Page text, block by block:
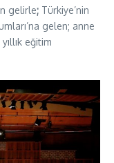
gelirle; Türkiye’nin
gelen; anne
eğitim